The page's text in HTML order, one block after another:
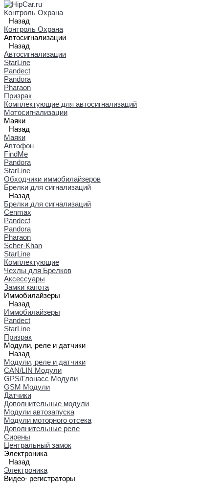
Контроль Охрана
Назад
Контроль Охрана
Автосигнализации
Назад
Автосигнализации
StarLine
Pandect
Pandora
Pharaon
Призрак
Комплектующие для автосигнализаций
Мотосигнализации
Маяки
Назад
Маяки
Автофон
FindMe
Pandora
StarLine
Обходчики иммобилайзеров
Брелки для сигнализаций
Назад
Брелки для сигнализаций
Cenmax
Pandect
Pandora
Pharaon
Scher-Khan
StarLine
Комплектующие
Чехлы для Брелков
Аксессуары
Замки капота
Иммобилайзеры
Назад
Иммобилайзеры
Pandect
StarLine
Призрак
Модули, реле и датчики
Назад
Модули, реле и датчики
CAN/LIN Модули
GPS/Глонасс Модули
GSM Модули
Датчики
Дополнительные модули
Модули автозапуска
Модули моторного отсека
Дополнительные реле
Сирены
Центральный замок
Электроника
Назад
Электроника
Видео- регистраторы